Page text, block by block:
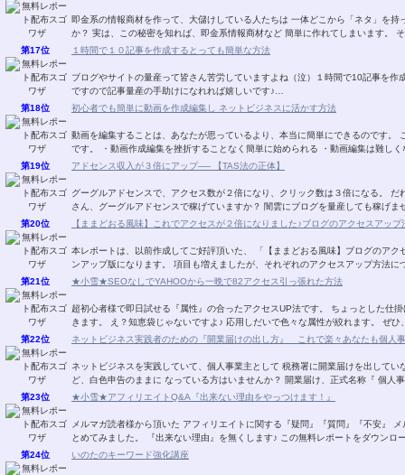
即金系の情報商材を作って、大儲けしている人たちは 一体どこから「ネタ」を持ってきているのか？ その秘密を知りたくありません
か？ 実は、この秘密
第17位
１時間で１０記事を作成するとっても簡単な方法
ブログやサイトの量産って皆さん苦労していますよね（泣）１時間で10記事を作成する
ですので記事量産の手助けになれれば嬉しいです♪…
第18位
初心者でも簡単に動画を作成編集し ネットビジネスに活かす方法
動画を編集することは、あなたが思っているより、本当に簡単にできるのです。 このレポートを読んで実行するメリットは以下のとおり
です。 ・動画作成編集を挫折することなく簡単に始められる ・動画編集は難
第19位
アドセンス収入が３倍にアップ── 【TAS法の正体】
グーグルアドセンスで、アクセス数が２倍になり、クリック数は３倍になる。 だれ
さん、グーグルアドセンスで稼げていますか？ 闇雲にブログを量
第20位
【ままどおる風味】これでアクセスが２倍になりました♪ブログのアクセスアッ
本レポートは、以前作成してご好評頂いた、 「【ままどおる風味】ブログのア
ンアップ版になります。 項目も増えましたが、それぞれのアクセスアッ
第21位
★小雪★SEOなしでYAHOOから一晩で82アクセス引っ張れた方法
超初心者様で即日試せる『属性』の合ったアクセスUP法です。 ちょっとした仕掛けでザクザクあなたのブログにアクセスが 流れ込んで
きます。 え？知恵袋じゃ
第22位
ネットビジネス実践者のための『開業届けの出し方』 これで楽々あなたも個人
ネットビジネスを実践していて、個人事業主として 税務署に開業届けを出していない人はいませんか？
ど、白色申告のままに なっている方はいませんか？ 開業
第23位
★小雪★アフィリエイトQ&A『出来ない理由をやっつけます！』
メルマガ読者様から頂いた アフィリエイトに関する『疑問』『質問』『不安』 メルマガ・
とめてみました。 『出来ない理由』を無くします♪ この無料
第24位
いのたのキーワード強化講座